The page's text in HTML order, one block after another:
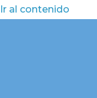
Ir al contenido